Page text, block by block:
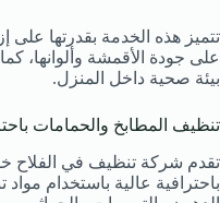
تتميز هذه الخدمة بقدرتها على
على جودة الأقمشة وألوانها،
بيئة صحية داخل المنزل.
تنظيف المطابخ والحمامات
تقدم شركة تنظيف في الفلاح
باحترافية عالية باستخدام